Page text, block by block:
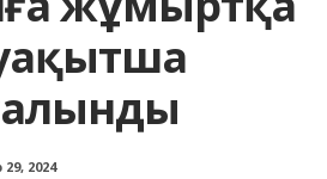
2024